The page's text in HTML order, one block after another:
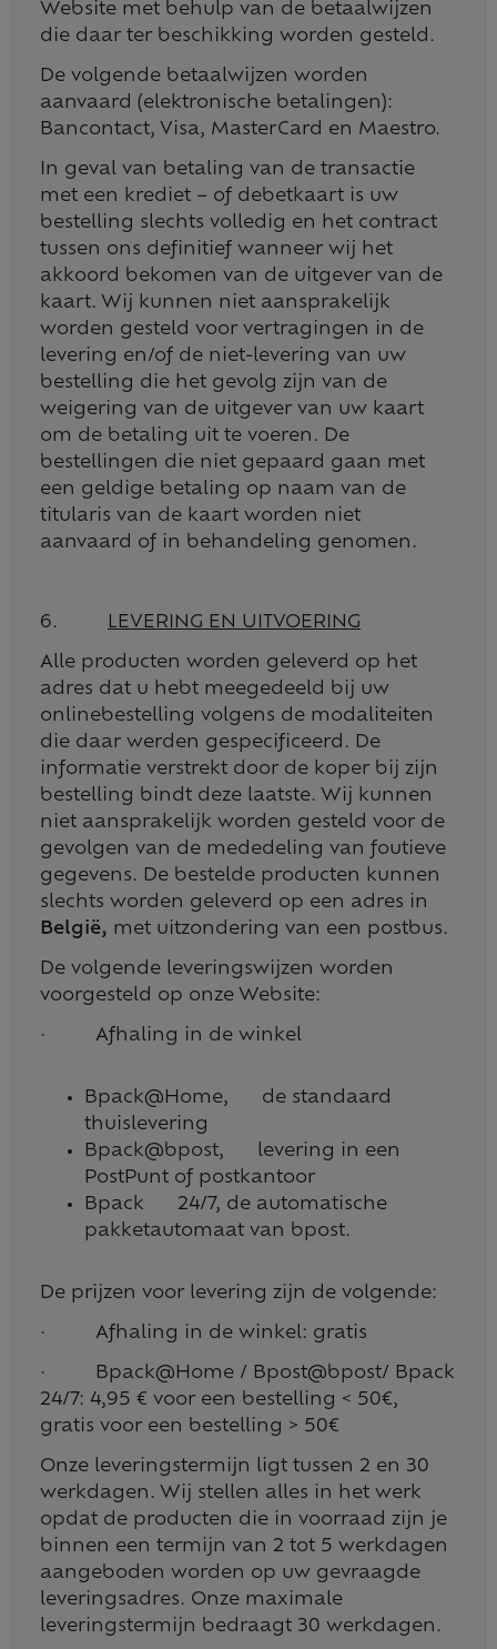
Website met behulp van de betaalwijzen
die daar ter beschikking worden gesteld.
De volgende betaalwijzen worden
aanvaard (elektronische betalingen):
Bancontact, Visa, MasterCard en Maestro.
In geval van betaling van de transactie
met een krediet – of debetkaart is uw
bestelling slechts volledig en het contract
tussen ons definitief wanneer wij het
akkoord bekomen van de uitgever van de
kaart. Wij kunnen niet aansprakelijk
worden gesteld voor vertragingen in de
levering en/of de niet-levering van uw
bestelling die het gevolg zijn van de
weigering van de uitgever van uw kaart
om de betaling uit te voeren. De
bestellingen die niet gepaard gaan met
een geldige betaling op naam van de
titularis van de kaart worden niet
aanvaard of in behandeling genomen.
6. LEVERING EN UITVOERING
Alle producten worden geleverd op het
adres dat u hebt meegedeeld bij uw
onlinebestelling volgens de modaliteiten
die daar werden gespecificeerd. De
informatie verstrekt door de koper bij zijn
bestelling bindt deze laatste. Wij kunnen
niet aansprakelijk worden gesteld voor de
gevolgen van de mededeling van foutieve
gegevens. De bestelde producten kunnen
slechts worden geleverd op een adres in
België, met uitzondering van een postbus.
De volgende leveringswijzen worden
voorgesteld op onze Website:
· Afhaling in de winkel
Bpack@Home, de standaard
thuislevering
Bpack@bpost, levering in een
PostPunt of postkantoor
Bpack 24/7, de automatische
pakketautomaat van bpost.
De prijzen voor levering zijn de volgende:
· Afhaling in de winkel: gratis
· Bpack@Home / Bpost@bpost/ Bpack
24/7: 4,95 € voor een bestelling < 50€,
gratis voor een bestelling > 50€
Onze leveringstermijn ligt tussen 2 en 30
werkdagen. Wij stellen alles in het werk
opdat de producten die in voorraad zijn je
binnen een termijn van 2 tot 5 werkdagen
aangeboden worden op uw gevraagde
leveringsadres. Onze maximale
leveringstermijn bedraagt 30 werkdagen.